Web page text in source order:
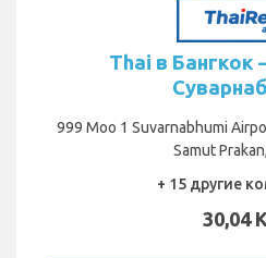
Thai в Бангкок
999 Moo 1 Suvarnabhumi
Samut
+ 15 другие
30,04